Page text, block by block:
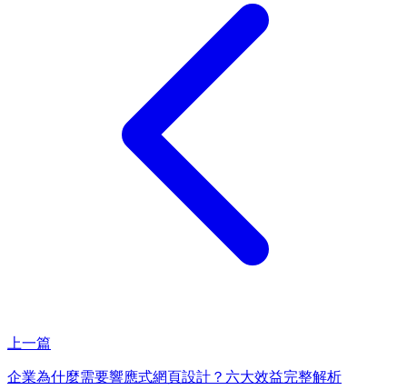
上一篇
企業為什麼需要響應式網頁設計？六大效益完整解析